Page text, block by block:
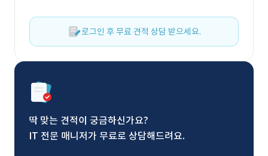
로그인 후 무료 견적 상담 받으세요.
딱 맞는 견적이 궁금하신가요?
IT 전문 매니저가 무료로 상담해드려요.